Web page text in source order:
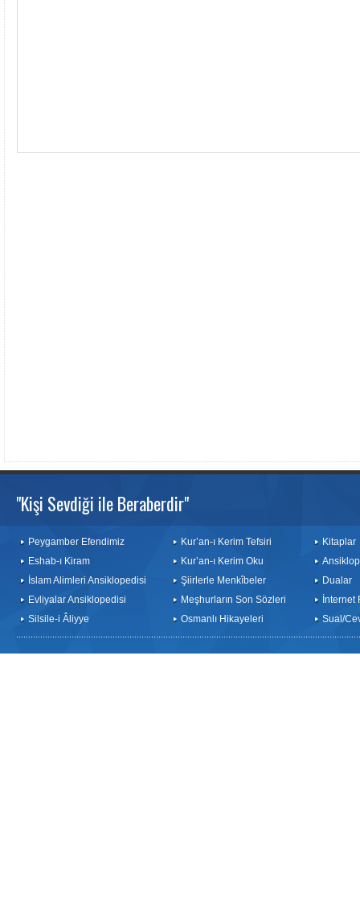
"Kişi Sevdiği ile Beraberdir"
Peygamber Efendimiz
Eshab-ı Kiram
İslam Alimleri Ansiklopedisi
Evliyalar Ansiklopedisi
Silsile-i Âliyye
Kur’an-ı Kerim Tefsiri
Kur’an-ı Kerim Oku
Şiirlerle Menkîbeler
Meşhurların Son Sözleri
Osmanlı Hikayeleri
Kitaplar
Dualar
İnternet
Sual/